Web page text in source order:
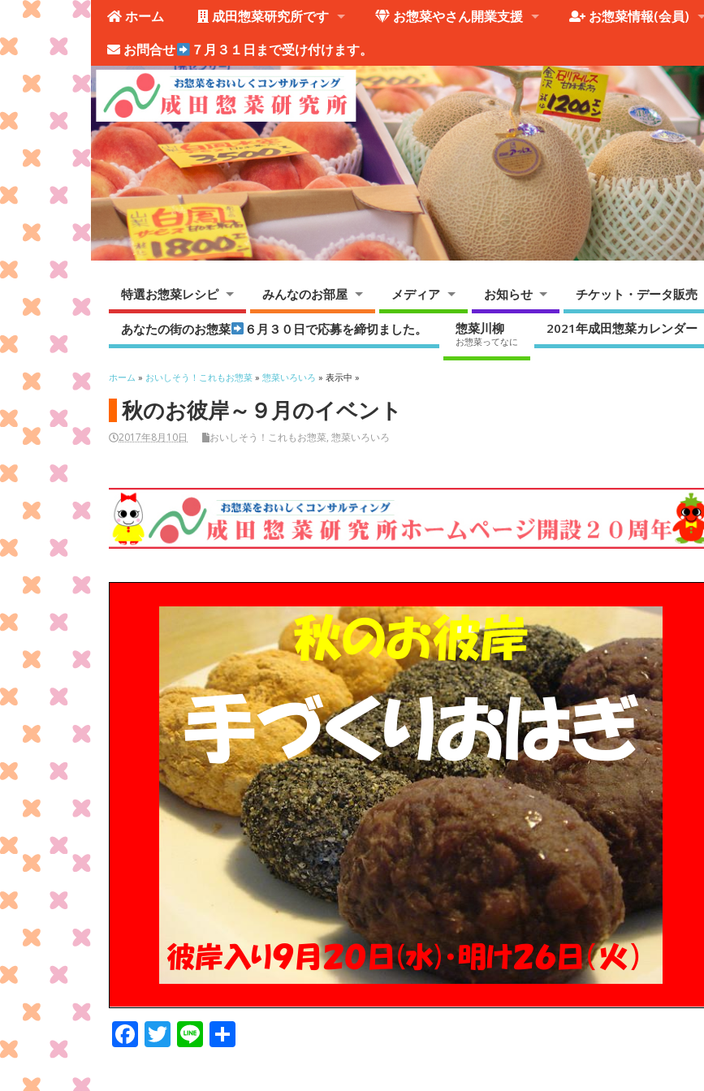
ホーム 成田惣菜研究所です お惣菜やさん開業支援 お惣菜情報(会員)
お問合せ
７月３１日まで受け付けます。
特選お惣菜レシピ みんなのお部屋 メディア お知らせ チケット・データ販売
あなたの街のお惣菜 ６月３０日で応募を締切ました。 惣菜川柳
お惣菜ってなに
2021年成田惣菜カレンダー
ホーム » おいしそう！これもお惣菜 »惣菜いろいろ » 表示中 »
秋のお彼岸～９月のイベント
2017年8月10日 おいしそう！これもお惣菜,惣菜いろいろ
F T Li